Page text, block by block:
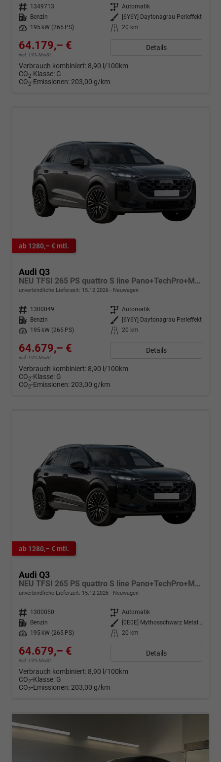
Fahrzeugnr. 1349713 Getriebe Automatik
Kraftstoff
Benzin Außenfarbe
[6Y6Y] Daytonagrau Perleffekt
Leistung
195 kW (265 PS) Kilometerstand 20 km
64.179,– €
incl. 19% MwSt.
Details
Verbrauch kombiniert: 8,90 l/100km
CO2-Klasse: G
CO2-Emissionen: 203,00 g/km
ab 1280,– € mtl.
Audi Q3
NEU TFSI 265 PS quattro S line Pano+TechPro+Matrix+AHK+HUD+Alu20+KlimaPlus+DCC+SONOS
unverbindliche Lieferzeit: 15.12.2026 Neuwagen
Fahrzeugnr. 1300049 Getriebe Automatik
Kraftstoff
Benzin Außenfarbe
[6Y6Y] Daytonagrau Perleffekt
Leistung
195 kW (265 PS) Kilometerstand 20 km
64.679,– €
incl. 19% MwSt.
Details
Verbrauch kombiniert: 8,90 l/100km
CO2-Klasse: G
CO2-Emissionen: 203,00 g/km
ab 1280,– € mtl.
Audi Q3
NEU TFSI 265 PS quattro S line Pano+TechPro+Matrix+AHK+HUD+Alu20+KlimaPlus+DCC+SONOS
unverbindliche Lieferzeit: 15.12.2026 Neuwagen
Fahrzeugnr. 1300050 Getriebe Automatik
Kraftstoff
Benzin Außenfarbe
[0E0E] Mythosschwarz Metallic
Leistung
195 kW (265 PS) Kilometerstand 20 km
64.679,– €
incl. 19% MwSt.
Details
Verbrauch kombiniert: 8,90 l/100km
CO2-Klasse: G
CO2-Emissionen: 203,00 g/km